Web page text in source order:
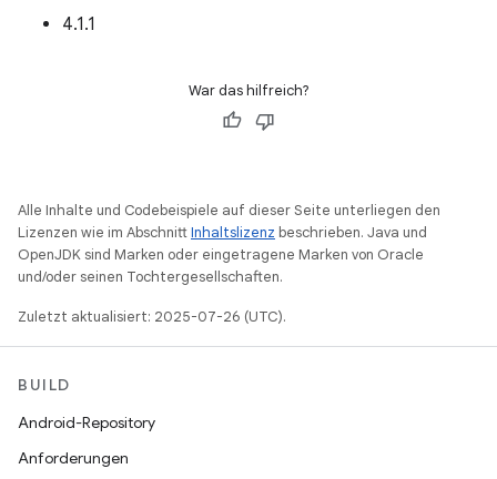
4.1.1
War das hilfreich?
Alle Inhalte und Codebeispiele auf dieser Seite unterliegen den
Lizenzen wie im AbschnittInhaltslizenz beschrieben. Java und
OpenJDK sind Marken oder eingetragene Marken von Oracle
und/oder seinen Tochtergesellschaften.
Zuletzt aktualisiert: 2025-07-26 (UTC).
BUILD
Android-Repository
Anforderungen